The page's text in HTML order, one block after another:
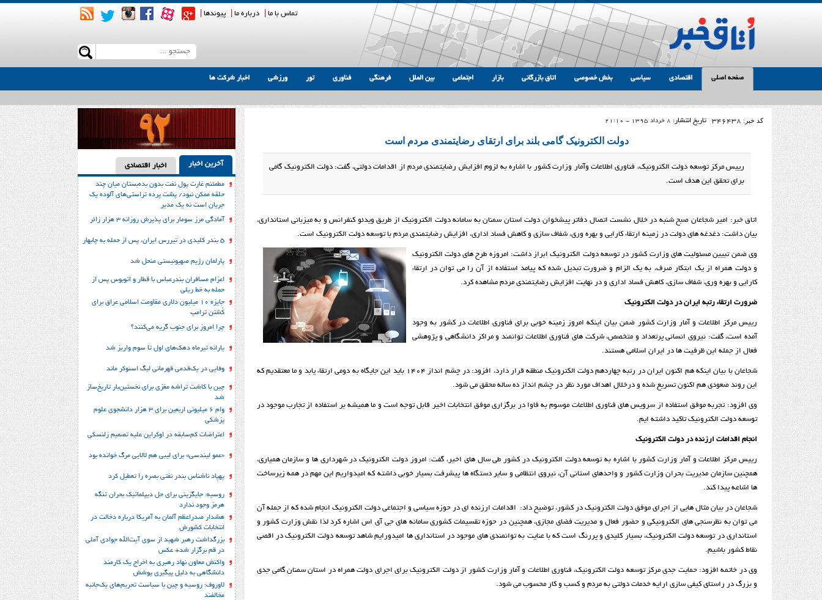
تماس با ما درباره ما پیوندها
صفحه اصلی اقتصادی سیاسی بخش خصوصی اتاق بازرگانی بازار اجتماعی بین الملل فرهنگی فناوری تور ورزشی اخبار شرکت ها
کد خبر: 346438 تاریخ انتشار: 8 خرداد 1395 - 21:10
دولت الکترونیک گامی بلند برای ارتقای رضایتمندی مردم است
رييس مركز توسعه دولت الكترونيك، فناوری اطلاعات وآمار وزارت کشور با اشاره به لزوم افزایش رضایتمندی مردم از اقدامات دولتی، گفت: دولت الکترونیک گامی
برای تحقق این هدف است.
اتاق خبر: امیر شجاعان صبح شنبه در خلال نشست اتصال دفاتر پیشخوان دولت استان سمنان به سامانه دولت الکترونیک از طریق ویدئو کنفرانس و به میزبانی استانداری،
بیان داشت: دغدغه هاي دولت در زمينه ارتقاء كارايي و بهره وری، شفاف سازی و كاهش فساد اداري، افزايش رضايتمندی مردم با توسعه دولت الكترونيك است.
وی ضمن تبيين مسئوليت هاي وزارت كشور در توسعه دولت الكترونيك ابراز داشت: امروزه طرح های دولت الكترونيك
و دولت همراه از يك ابتكار صرف، به يك الزام و ضرورت تبديل شده که پیامد استفاده از آن را می توان در ارتقاء
كارايي و بهره وري، شفاف سازي، كاهش فساد اداري و در نهایت افزايش رضايتمندي مردم مشاهده کرد.
ضرورت ارتقاء رتبه ایران در دولت الکترونیک
رييس مركز اطلاعات و آمار وزارت کشور ضمن بیان اینکه امروز زمینه خوبی برای فناوری اطلاعات در کشور به وجود
آمده است، گفت: نيروي انساني پرتعداد و متخصص، شركت هاي فناوري اطلاعات توانمند و مراكز دانشگاهي و پژوهشي
فعال از جمله این ظرفیت ها در ایران اسلامی هستند.
شجاعان با بیان اینکه هم اکنون ايران در رتبه چهاردهم دولت الكترونيك منطقه قرار دارد، افزود: در چشم انداز ۱۴۰۴ بايد این جايگاه به دومی ارتقاء یابد و ما معتقدیم که
اين روند صعودی هم اکنون تسريع شده و درخلال اهداف مورد نظر در چشم انداز ده ساله محقق می شود.
وی افزود: تجربه موفق استفاده از سرويس هاي فناوری اطلاعات موسوم به فاوا در برگزاري موفق انتخابات اخير قابل توجه است و ما همیشه بر استفاده از تجارب موجود در
توسعه دولت الكترونيك تاكيد داشته ایم.
انجام اقدامات ارزنده در دولت الکترونیک
رييس مركز اطلاعات و آمار وزارت کشور با اشاره به توسعه دولت الكترونيك در کشور طی سال های اخیر، گفت: امروز دولت الکترونیک در شهرداري ها و سازمان همياري،
همچنين سازمان مديريت بحران وزارت كشور و واحدهاي استاني آن، نیروی انتظامی و سایر دستگاه ها پیشرفت بسیار خوبی داشته که امیدواریم این مهم در همه زیرساخت
ها اشاعه پیدا کند.
شجاعان در بیان مثال هایی از اجرای موفق دولت الکترونیک در کشور، توضیح داد: اقدامات ارزنده اي در حوزه سياسي و اجتماعي دولت الکترونیک انجام شده که از جمله آن
می توان به نظرسنجي هاي الكترونيكي و حضور فعال و مديريت فضاي مجازي، همچنين در حوزه تقسيمات كشوري سامانه هاي جی آی اس اشاره کرد لذا نقش وزارت كشور و
استانداري در توسعه دولت الكترونيك، بسیار كليدي و پررنگ است که با عنايت به توانمندي هاي موجود در استانداري ها اميدورايم شاهد توسعه دولت الكترونيك در اقصی
نقاط کشور باشیم.
وی در خاتمه افزود: حمايت جدي مركز توسعه دولت الكترونيك، فناوري اطلاعات و آمار وزارت كشور از دولت الکترونیک برای اجرای دولت همراه در استان سمنان گامي جدی
و بزرگ در راستاي كيفي سازي ارايه خدمات دولتي به مردم و كسب و كار محسوب می شود.
آخرین اخبار اخبار اقتصادی
مطمئنم غارت پول نفت بدون بده‌بستان میان چند
حلقه ممکن نبود/ پشت پرده تراستی‌‌های آلوده یک
جریان است نه یک مدیر
آمادگی مرز سومار برای پذیرش روزانه ۳ هزار زائر
۵ بندر کلیدی در تیررس ایران، پس از حمله به چابهار
پارلمان رژیم صهیونیستی منحل شد
اعزام مسافران بندرعباس با قطار و اتوبوس پس از
حمله به خط ریلی
جایزه ۱۰ میلیون دلاری مقاومت اسلامی عراق برای
کُشتن ترامپ
چرا امروز برای جنوب گریه می‌کنند؟
یارانه تیرماه دهک‌های اول تا سوم واریز شد
وفایی در یک‎‌قدمی قهرمانی لیگ اسنوکر ماند
چین با کاشت تراشه مغزی برای نخستین‌بار تاریخ‌ساز
شد
وام ۶ میلیونی اربعین برای ۳ هزار دانشجوی علوم
پزشکی
اعتراضات کم‌سابقه در اوکراین علیه تصمیم زلنسکی
«عمو لیندسی» برای لیبی هم لالایی مرگ خوانده بود
پهپاد ناشناس بندر نفتی بصره را تعطیل کرد
روسیه: جایگزینی برای حل‌ دیپلماتیک بحران تنگه
هرمز وجود ندارد
هشدار صدراعظم آلمان به آمریکا درباره دخالت در
انتخابات کشورش
بزرگداشت رهبر شهید از سوی آیت‌الله جوادی آملی
در قم برگزار شد+ عکس
واکنش معاون نهاد رهبری به اخراج یک کارمند
دانشگاهی به دلیل پیگیری پوشش
لاوروف: روسیه و چین با سیاست تحریم‌های یک‌جانبه
مخالفند